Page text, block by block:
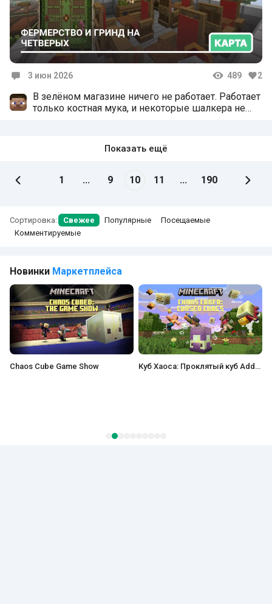
3 июн 2026 489 2
В зелёном магазине ничего не работает. Работает
только костная мука, и некоторые шалкера не
Показать ещё
1 ... 9 10 11 ... 190
Сортировка: Свежее Популярные
Посещаемые
Комментируемые
Новинки Маркетплейса
Эфир Моа Add-On